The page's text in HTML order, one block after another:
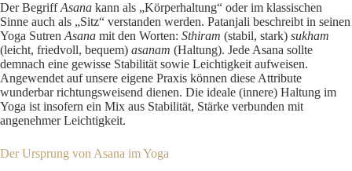
Der BegriffAsana kann als „Körperhaltung“ oder im klassischen
Sinne auch als „Sitz“ verstanden werden. Patanjali beschreibt in seinen
Yoga Sutren Asana mit den Worten: Sthiram (stabil, stark) sukham
(leicht, friedvoll, bequem) asanam (Haltung). Jede Asana sollte
demnach eine gewisse Stabilität sowie Leichtigkeit aufweisen.
Angewendet auf unsere eigene Praxis können diese Attribute
wunderbar richtungsweisend dienen. Die ideale (innere) Haltung im
Yoga ist insofern ein Mix aus Stabilität, Stärke verbunden mit
angenehmer Leichtigkeit.
Der Ursprung von Asana im Yoga